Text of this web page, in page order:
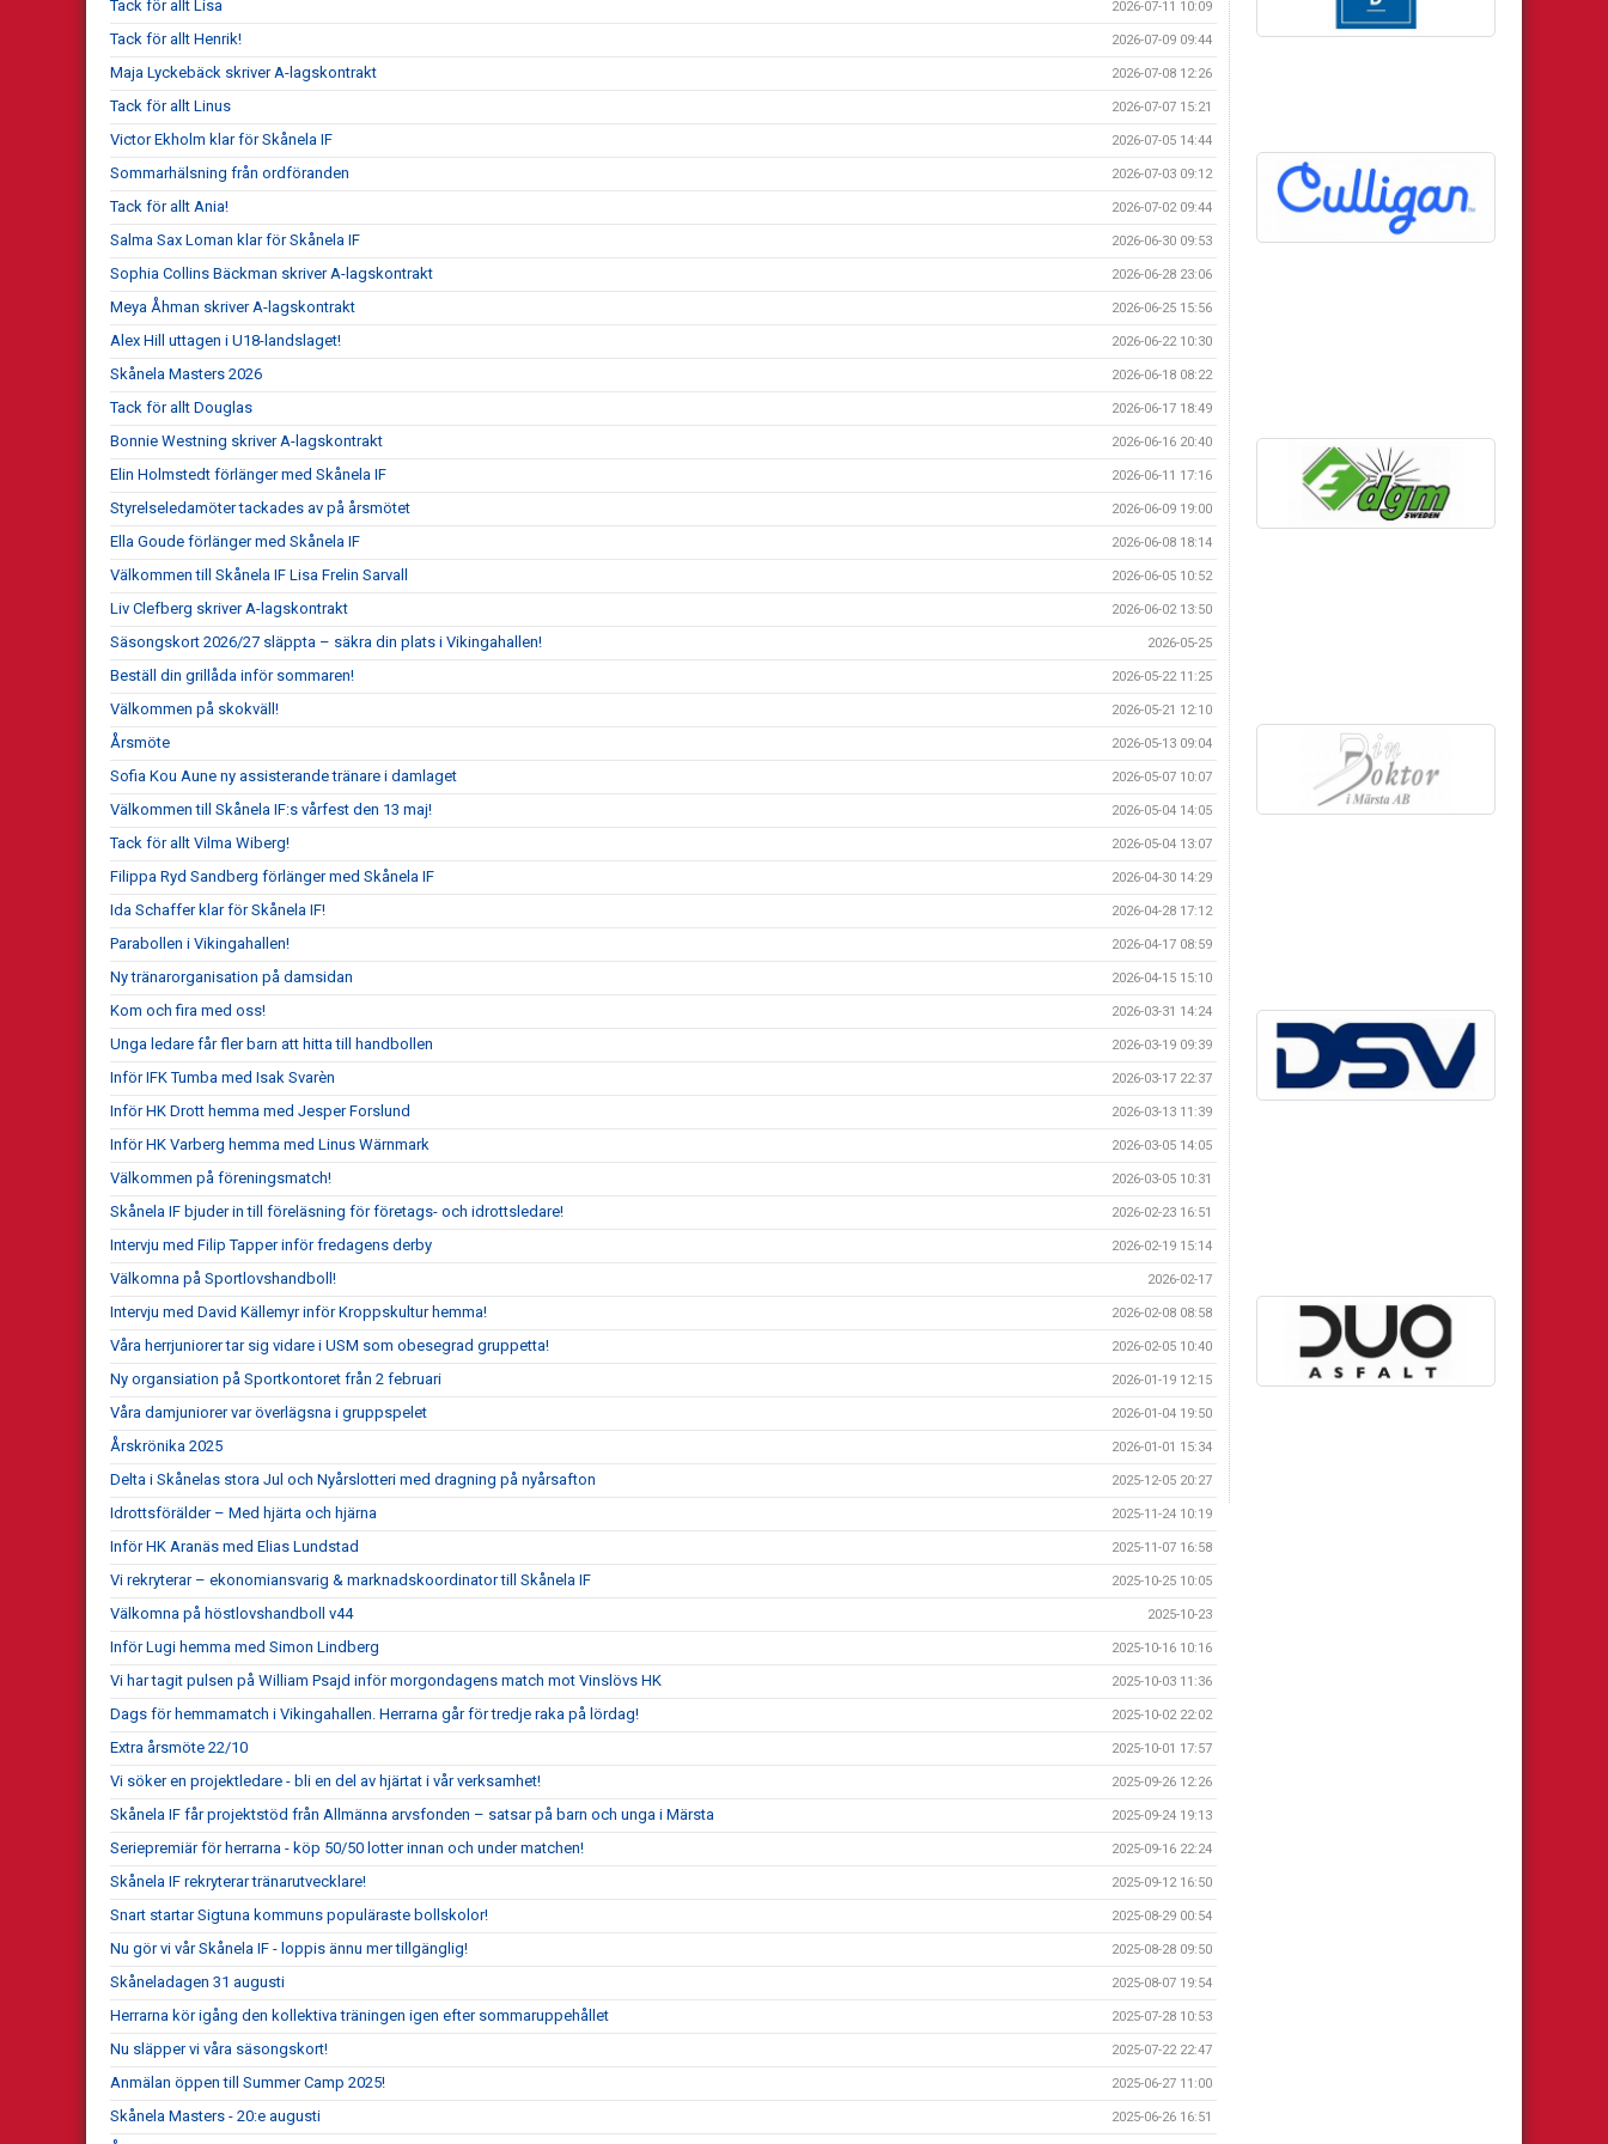
Tack för allt Lisa 2026-07-11 10:09
Tack för allt Henrik! 2026-07-09 09:44
Maja Lyckebäck skriver A-lagskontrakt 2026-07-08 12:26
Tack för allt Linus 2026-07-07 15:21
Victor Ekholm klar för Skånela IF 2026-07-05 14:44
Sommarhälsning från ordföranden 2026-07-03 09:12
Tack för allt Ania! 2026-07-02 09:44
Salma Sax Loman klar för Skånela IF 2026-06-30 09:53
Sophia Collins Bäckman skriver A-lagskontrakt 2026-06-28 23:06
Meya Åhman skriver A-lagskontrakt 2026-06-25 15:56
Alex Hill uttagen i U18-landslaget! 2026-06-22 10:30
Skånela Masters 2026 2026-06-18 08:22
Tack för allt Douglas 2026-06-17 18:49
Bonnie Westning skriver A-lagskontrakt 2026-06-16 20:40
Elin Holmstedt förlänger med Skånela IF 2026-06-11 17:16
Styrelseledamöter tackades av på årsmötet 2026-06-09 19:00
Ella Goude förlänger med Skånela IF 2026-06-08 18:14
Välkommen till Skånela IF Lisa Frelin Sarvall 2026-06-05 10:52
Liv Clefberg skriver A-lagskontrakt 2026-06-02 13:50
Säsongskort 2026/27 släppta – säkra din plats i Vikingahallen! 2026-05-25
Beställ din grillåda inför sommaren! 2026-05-22 11:25
Välkommen på skokväll! 2026-05-21 12:10
Årsmöte 2026-05-13 09:04
Sofia Kou Aune ny assisterande tränare i damlaget 2026-05-07 10:07
Välkommen till Skånela IF:s vårfest den 13 maj! 2026-05-04 14:05
Tack för allt Vilma Wiberg! 2026-05-04 13:07
Filippa Ryd Sandberg förlänger med Skånela IF 2026-04-30 14:29
Ida Schaffer klar för Skånela IF! 2026-04-28 17:12
Parabollen i Vikingahallen! 2026-04-17 08:59
Ny tränarorganisation på damsidan 2026-04-15 15:10
Kom och fira med oss! 2026-03-31 14:24
Unga ledare får fler barn att hitta till handbollen 2026-03-19 09:39
Inför IFK Tumba med Isak Svarèn 2026-03-17 22:37
Inför HK Drott hemma med Jesper Forslund 2026-03-13 11:39
Inför HK Varberg hemma med Linus Wärnmark 2026-03-05 14:05
Välkommen på föreningsmatch! 2026-03-05 10:31
Skånela IF bjuder in till föreläsning för företags- och idrottsledare! 2026-02-23 16:51
Intervju med Filip Tapper inför fredagens derby 2026-02-19 15:14
Välkomna på Sportlovshandboll! 2026-02-17
Intervju med David Källemyr inför Kroppskultur hemma! 2026-02-08 08:58
Våra herrjuniorer tar sig vidare i USM som obesegrad gruppetta! 2026-02-05 10:40
Ny organsiation på Sportkontoret från 2 februari 2026-01-19 12:15
Våra damjuniorer var överlägsna i gruppspelet 2026-01-04 19:50
Årskrönika 2025 2026-01-01 15:34
Delta i Skånelas stora Jul och Nyårslotteri med dragning på nyårsafton 2025-12-05 20:27
Idrottsförälder – Med hjärta och hjärna 2025-11-24 10:19
Inför HK Aranäs med Elias Lundstad 2025-11-07 16:58
Vi rekryterar – ekonomiansvarig & marknadskoordinator till Skånela IF 2025-10-25 10:05
Välkomna på höstlovshandboll v44 2025-10-23
Inför Lugi hemma med Simon Lindberg 2025-10-16 10:16
Vi har tagit pulsen på William Psajd inför morgondagens match mot Vinslövs HK 2025-10-03 11:36
Dags för hemmamatch i Vikingahallen. Herrarna går för tredje raka på lördag! 2025-10-02 22:02
Extra årsmöte 22/10 2025-10-01 17:57
Vi söker en projektledare - bli en del av hjärtat i vår verksamhet! 2025-09-26 12:26
Skånela IF får projektstöd från Allmänna arvsfonden – satsar på barn och unga i Märsta 2025-09-24 19:13
Seriepremiär för herrarna - köp 50/50 lotter innan och under matchen! 2025-09-16 22:24
Skånela IF rekryterar tränarutvecklare! 2025-09-12 16:50
Snart startar Sigtuna kommuns populäraste bollskolor! 2025-08-29 00:54
Nu gör vi vår Skånela IF - loppis ännu mer tillgänglig! 2025-08-28 09:50
Skåneladagen 31 augusti 2025-08-07 19:54
Herrarna kör igång den kollektiva träningen igen efter sommaruppehållet 2025-07-28 10:53
Nu släpper vi våra säsongskort! 2025-07-22 22:47
Anmälan öppen till Summer Camp 2025! 2025-06-27 11:00
Skånela Masters - 20:e augusti 2025-06-26 16:51